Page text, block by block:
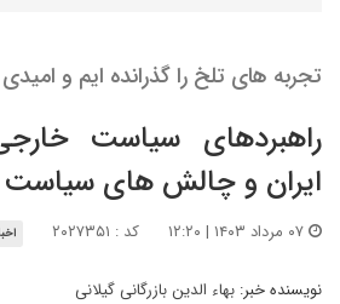
تجربه های تلخ را گذرانده ایم و
راهبردهای سیاست
ایران و چالش های سیاست
کد : ۲۰۲۷۳۵۱
نویسنده خبر: بهاء الدین بازرگانی گیلانی